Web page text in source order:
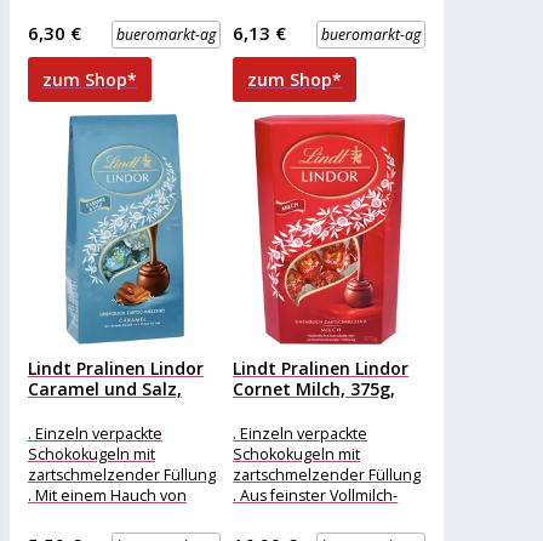
Schokolade Merkmale:
Verpackung: einzeln
verpackt Eigenschaft: ohne
Alkohol
bueromarkt-ag
6,30 €
zum Shop*
min. 70% Kakaoanteil
Merkmale: Verpackung:
einzeln
bueromarkt-ag
6,13 €
zum Shop*
Lindt Pralinen Lindor
Caramel und Salz,
. Einzeln verpackte
Schokokugeln mit
zartschmelzender Füllung
. Mit einem Hauch von
köstlichem Karamell
Lindt Pralinen Lindor
Cornet Milch, 375g,
. Einzeln verpackte
Schokokugeln mit
zartschmelzender Füllung
. Aus feinster Vollmilch-
Verpackung zum